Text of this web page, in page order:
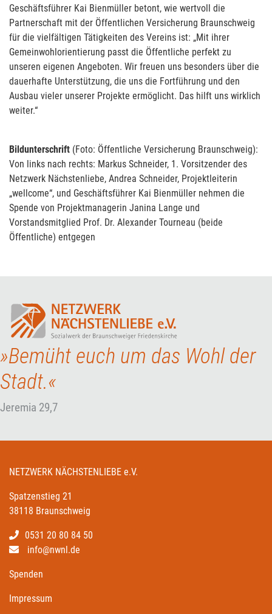
Geschäftsführer Kai Bienmüller betont, wie wertvoll die
Partnerschaft mit der Öffentlichen Versicherung Braunschweig
für die vielfältigen Tätigkeiten des Vereins ist: „Mit ihrer
Gemeinwohlorientierung passt die Öffentliche perfekt zu
unseren eigenen Angeboten. Wir freuen uns besonders über die
dauerhafte Unterstützung, die uns die Fortführung und den
Ausbau vieler unserer Projekte ermöglicht. Das hilft uns wirklich
weiter.“
Bildunterschrift (Foto: Öffentliche Versicherung Braunschweig):
Von links nach rechts: Markus Schneider, 1. Vorsitzender des
Netzwerk Nächstenliebe, Andrea Schneider, Projektleiterin
„wellcome“, und Geschäftsführer Kai Bienmüller nehmen die
Spende von Projektmanagerin Janina Lange und
Vorstandsmitglied Prof. Dr. Alexander Tourneau (beide
Öffentliche) entgegen
»Bemüht euch um das Wohl der
Stadt.«
Jeremia 29,7
NETZWERK NÄCHSTENLIEBE e.V.
Spatzenstieg 21
38118 Braunschweig
0531 20 80 84 50
info@nwnl.de
Spenden
Impressum